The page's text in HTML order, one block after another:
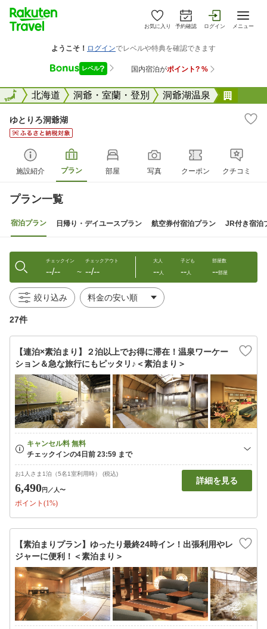
お気に入り 予約確認 ログイン メニュー
全国北海道 洞爺・室蘭・登別 洞爺湖温泉
全国
ゆとりろ洞爺湖
施設紹介 プラン 部屋 写真 クーポン クチコミ
プラン一覧
宿泊プラン 日帰り・デイユースプラン 航空券付宿泊プラン JR付き宿泊
チェックイン
--/-- 〜
チェックアウト
--/--
大人
--人
子ども
--人
部屋数
--部屋
絞り込み
27件
【連泊×素泊まり】２泊以上でお得に滞在！温泉ワーケー
ション＆急な旅行にもピッタリ♪＜素泊まり＞
お1人さま1泊（5名1室利用時） (税込)
6,490円 ／人〜
ポイント(1%)
詳細を見る
【素泊まりプラン】ゆったり最終24時イン！出張利用やレ
ジャーに便利！＜素泊まり＞